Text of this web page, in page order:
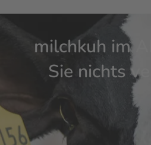
milchkuh im
Sie nichts